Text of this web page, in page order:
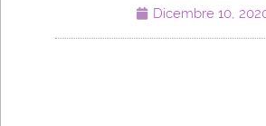
Dicembre 10,